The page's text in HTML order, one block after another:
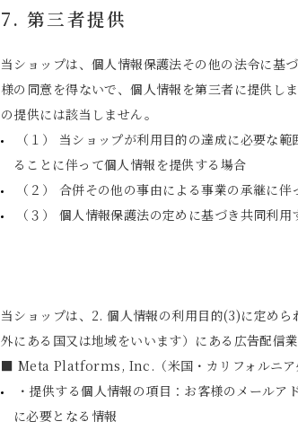
7. 第三者提供
当ショップは、個人情報保護法その他の法令に基
様の同意を得ないで、個人情報を第三者に提供し
の提供には該当しません。
（１） 当ショップが利用目的の達成に必要な
ることに伴って個人情報を提供する場合
（２） 合併その他の事由による事業の承継に
（３） 個人情報保護法の定めに基づき共同利用
当ショップは、2. 個人情報の利用目的(3)に定め
外にある国又は地域をいいます）にある広告配信
■ Meta Platforms, Inc.（米国・カリフォルニア
・提供する個人情報の項目：お客様のメール
に必要となる情報